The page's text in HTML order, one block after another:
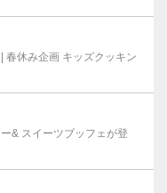
春休み企画 キッズクッキン
& スイーツブッフェが登